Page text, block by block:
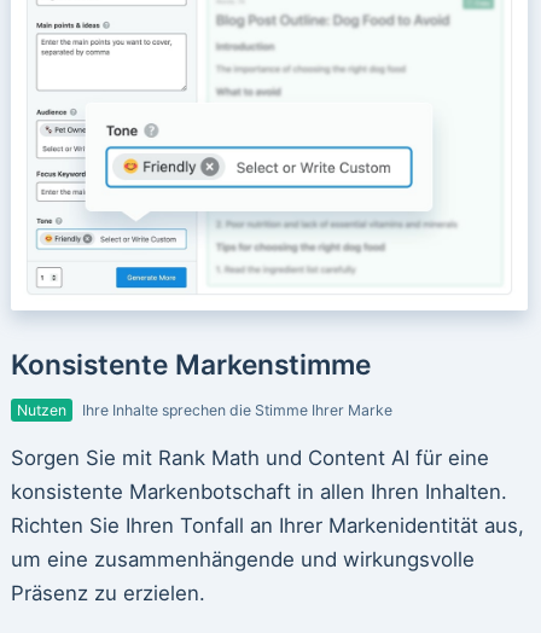
Konsistente Markenstimme
Nutzen Ihre Inhalte sprechen die Stimme Ihrer Marke
Sorgen Sie mit Rank Math und Content AI für eine
konsistente Markenbotschaft in allen Ihren Inhalten.
Richten Sie Ihren Tonfall an Ihrer Markenidentität aus,
um eine zusammenhängende und wirkungsvolle
Präsenz zu erzielen.